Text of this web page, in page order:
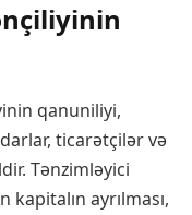
qanuniliyi,
ticarətçilər və
Tənzimləyici
kapitalın ayrılması,